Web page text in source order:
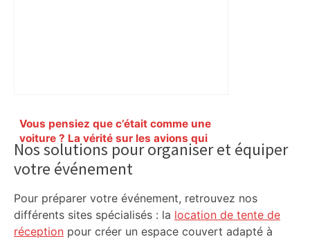
Vous pensiez que c’était comme une
voiture ? La vérité sur les avions qui
reculent – ici.fr
Primary
Sidebar
Nos solutions pour organiser et équiper
votre événement
Pour préparer votre événement, retrouvez nos
différents sites spécialisés : la location de tente de
réception pour créer un espace couvert adapté à